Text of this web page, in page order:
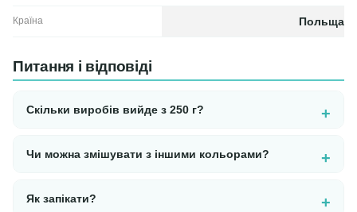
Країна Польща
Питання і відповіді
Скільки виробів вийде з 250 г?
Чи можна змішувати з іншими кольорами?
Як запікати?